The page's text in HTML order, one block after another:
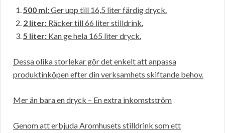
500 ml:Ger upp till 16,5 liter färdig dryck.
2 liter: Räcker till 66 liter stilldrink.
5 liter: Kan ge hela 165 liter dryck.
Dessa olika storlekar gör det enkelt att anpassa
produktinköpen efter din verksamhets skiftande behov.
Mer än bara en dryck – En extra inkomstström
Genom att erbjuda Aromhusets stilldrink som ett